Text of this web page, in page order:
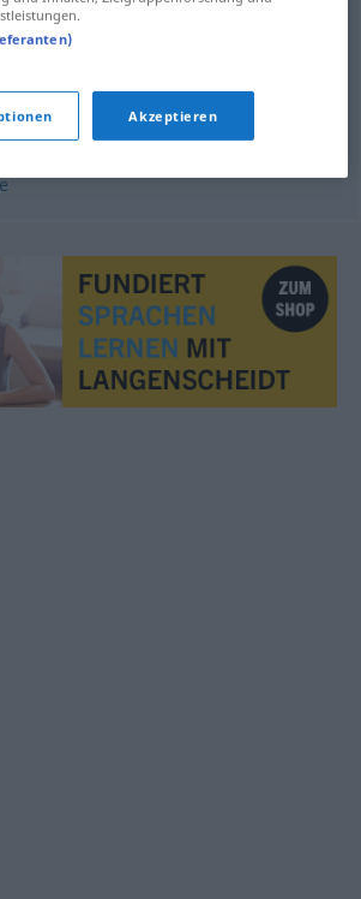
,plagen, quälen,ärgern (ugs.)
zusetzen,piesacken (ugs.)
Akzeptieren